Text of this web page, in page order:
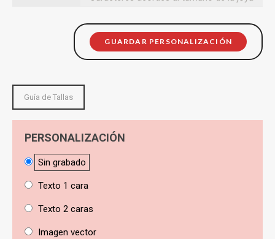
GUARDAR PERSONALIZACIÓN
Guía de Tallas
PERSONALIZACIÓN
Sin grabado
Texto 1 cara
Texto 2 caras
Imagen vector